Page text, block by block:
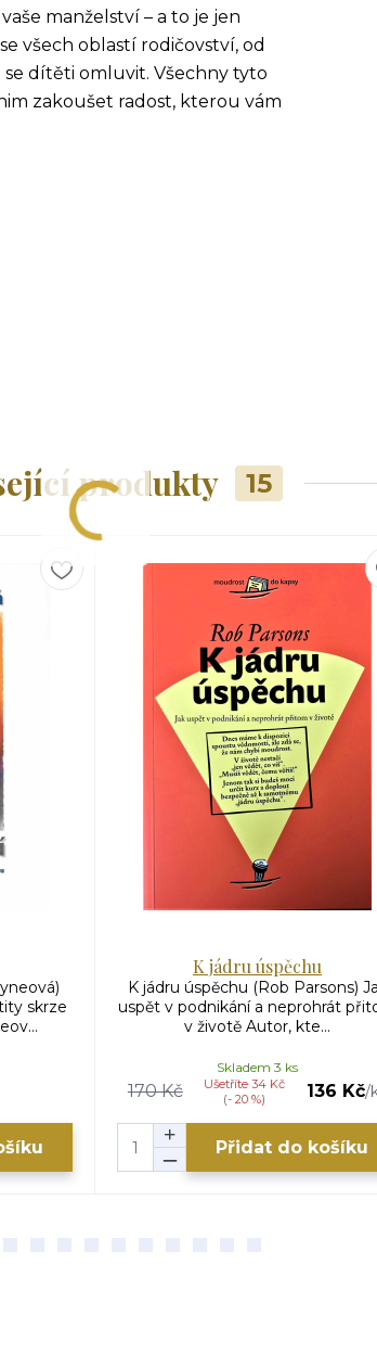
manželství – a to je jen
všech oblastí rodičovství, od
dítěti omluvit. Všechny tyto
zakoušet radost, kterou vám
produkty 15
skrze
K jádru úspěchu
K jádru úspěchu (Rob Parsons)
uspět v podnikání a neprohrát
v životě Autor, kte...
170 Kč
Ušetříte 34 Kč
(- 20 %)
136 Kč/
Skladem 3 ks
Přidat do košíku